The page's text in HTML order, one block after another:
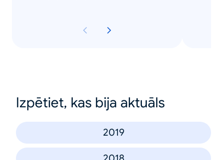
Izpētiet, kas bija aktuāls
2019